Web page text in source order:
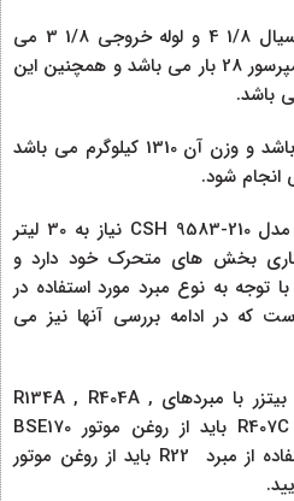
این کمپرسور دارای لوله ورودی سیال 1/8 4 و لوله خروجی 1/8 3 می
باشد و حداکثر فشار کاری این کمپرسور 28 بار می باشد و همچنین این
این کمپرسور بسیار سنگین می باشد و وزن آن 1310 کیلوگرم می باشد
انجام شود.
کمپرسور اسکرو 210 اسب بیتزر مدل CSH 9583-210 نیاز به 30 لیتر
بخش های متحرک خود دارد و
توجه به نوع مبرد مورد استفاده در
که در ادامه بررسی آنها نیز می
برای استفاده از کمپرسور اسکرو بیتزر با مبردهای R134A , R404A ,
R507A , R407A , R40FA و R407C باید از روغن موتور BSE170
استفاده نمایید و در صورت استفاده از مبرد R22 باید از روغن موتور